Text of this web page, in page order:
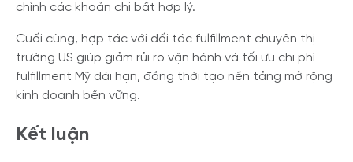
chỉnh các khoản chi bất hợp lý.
Cuối cùng, hợp tác với đối tác fulfillment chuyên thị
trường US giúp giảm rủi ro vận hành và tối ưu chi phí
fulfillment Mỹ dài hạn, đồng thời tạo nền tảng mở rộng
kinh doanh bền vững.
Kết luận